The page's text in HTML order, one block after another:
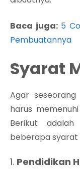
Baca juga: 5
Pembuatannya
Syarat
Agar
harus
Berikut
beberapa syarat
1. Pendidikan